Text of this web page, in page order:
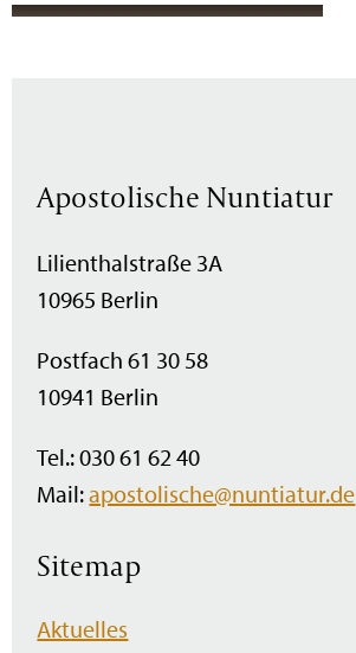
Apostolische Nuntiatur
Lilienthalstraße 3A
10965 Berlin
Postfach 61 30 58
10941 Berlin
Tel.: 030 61 62 40
Mail:apostolische@nuntiatur.de
Sitemap
Navigation
überspringen
Aktuelles